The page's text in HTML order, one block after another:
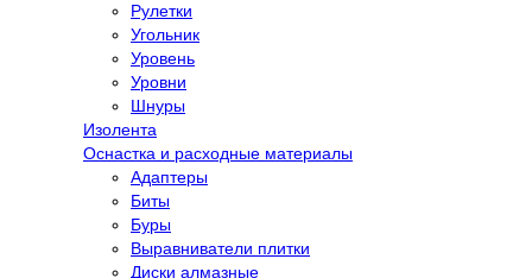
Рулетки
Угольник
Уровень
Уровни
Шнуры
Изолента
Оснастка и расходные материалы
Адаптеры
Биты
Буры
Выравниватели плитки
Диски алмазные